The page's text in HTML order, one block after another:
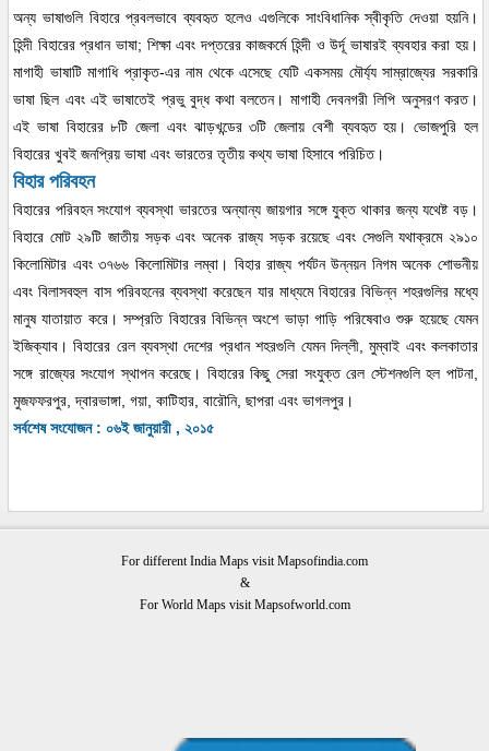
অন্য ভাষাগুলি বিহারে প্রবলভাবে ব্যবহৃত হলেও এগুলিকে সাংবিধানিক স্বীকৃতি দেওয়া হয়নি।
হিন্দী বিহারের প্রধান ভাষা; শিক্ষা এবং দপ্তরের কাজকর্মে হিন্দী ও উর্দূ ভাষারই ব্যবহার করা হয়।
মাগাহী ভাষাটি মাগাধি প্রাকৃত-এর নাম থেকে এসেছে যেটি একসময় মৌর্য্য সাম্রাজ্যের সরকারি
ভাষা ছিল এবং এই ভাষাতেই প্রভু বুদ্ধ কথা বলতেন। মাগাহী দেবনগরী লিপি অনুসরণ করত।
এই ভাষা বিহারের ৮টি জেলা এবং ঝাড়খন্ডের ৩টি জেলায় বেশী ব্যবহৃত হয়। ভোজপুরি হল
বিহারের খুবই জনপ্রিয় ভাষা এবং ভারতের তৃতীয় কথ্য ভাষা হিসাবে পরিচিত।
বিহার পরিবহন
বিহারের পরিবহন সংযোগ ব্যবস্থা ভারতের অন্যান্য জায়গার সঙ্গে যুক্ত থাকার জন্য যথেষ্ট বড়।
বিহারে মোট ২৯টি জাতীয় সড়ক এবং অনেক রাজ্য সড়ক রয়েছে এবং সেগুলি যথাক্রমে ২৯১০
কিলোমিটার এবং ৩৭৬৬ কিলোমিটার লম্বা। বিহার রাজ্য পর্যটন উন্নয়ন নিগম অনেক শোভনীয়
এবং বিলাসবহুল বাস পরিবহনের ব্যবস্থা করেছেন যার মাধ্যমে বিহারের বিভিন্ন শহরগুলির মধ্যে
মানুষ যাতায়াত করে। সম্প্রতি বিহারের বিভিন্ন অংশে ভাড়া গাড়ি পরিষেবাও শুরু হয়েছে যেমন
ইজিক্যাব। বিহারের রেল ব্যবস্থা দেশের প্রধান শহরগুলি যেমন দিল্লী, মুম্বাই এবং কলকাতার
সঙ্গে রাজ্যের সংযোগ স্থাপন করেছে। বিহারের কিছু সেরা সংযুক্ত রেল স্টেশনগুলি হল পাটনা,
মুজফফরপুর, দ্বারভাঙ্গা, গয়া, কাটিহার, বারৌনি, ছাপরা এবং ভাগলপুর।
সর্বশেষ সংযোজন : ০৬ই জানুয়ারী , ২০১৫
For different India Maps visit Mapsofindia.com
&
For World Maps visit Mapsofworld.com